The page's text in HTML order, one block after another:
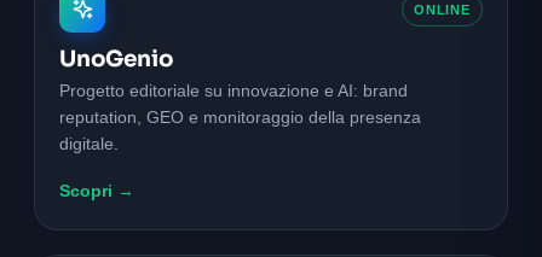
ONLINE
UnoGenio
Progetto editoriale su innovazione e AI: brand
reputation, GEO e monitoraggio della presenza
digitale.
Scopri →